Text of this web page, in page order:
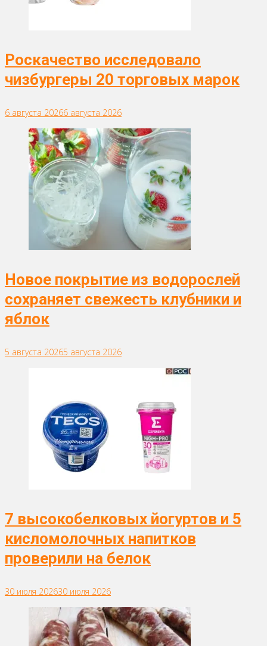
Роскачество исследовало
чизбургеры 20 торговых марок
6 августа 20266 августа 2026
Новое покрытие из водорослей
сохраняет свежесть клубники и
яблок
5 августа 20265 августа 2026
7 высокобелковых йогуртов и 5
кисломолочных напитков
проверили на белок
30 июля 202630 июля 2026